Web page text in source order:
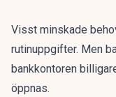
Visst minskade
rutinuppgifter. Men
bankkontoren
öppnas.